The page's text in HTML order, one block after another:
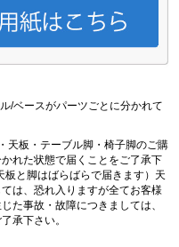
/ベースがパーツごとに分かれて
天板・テーブル脚・椅子脚のご購
れた状態で届くことをご了承下
と脚はばらばらで届きます）天
は、恐れ入りますが全てお客様
た事故・故障につきましては、
承下さい。